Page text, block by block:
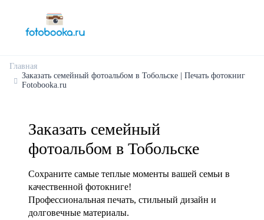
Главная
Заказать семейный фотоальбом в Тобольске | Печать фотокниг
Fotobooka.ru
Заказать семейный
фотоальбом в Тобольске
Сохраните самые теплые моменты вашей семьи в
качественной фотокниге!
Профессиональная печать, стильный дизайн и
долговечные материалы.